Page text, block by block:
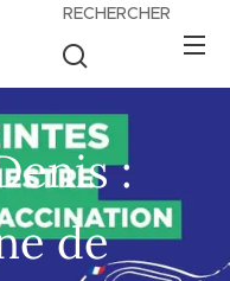
RECHERCHER
:
de